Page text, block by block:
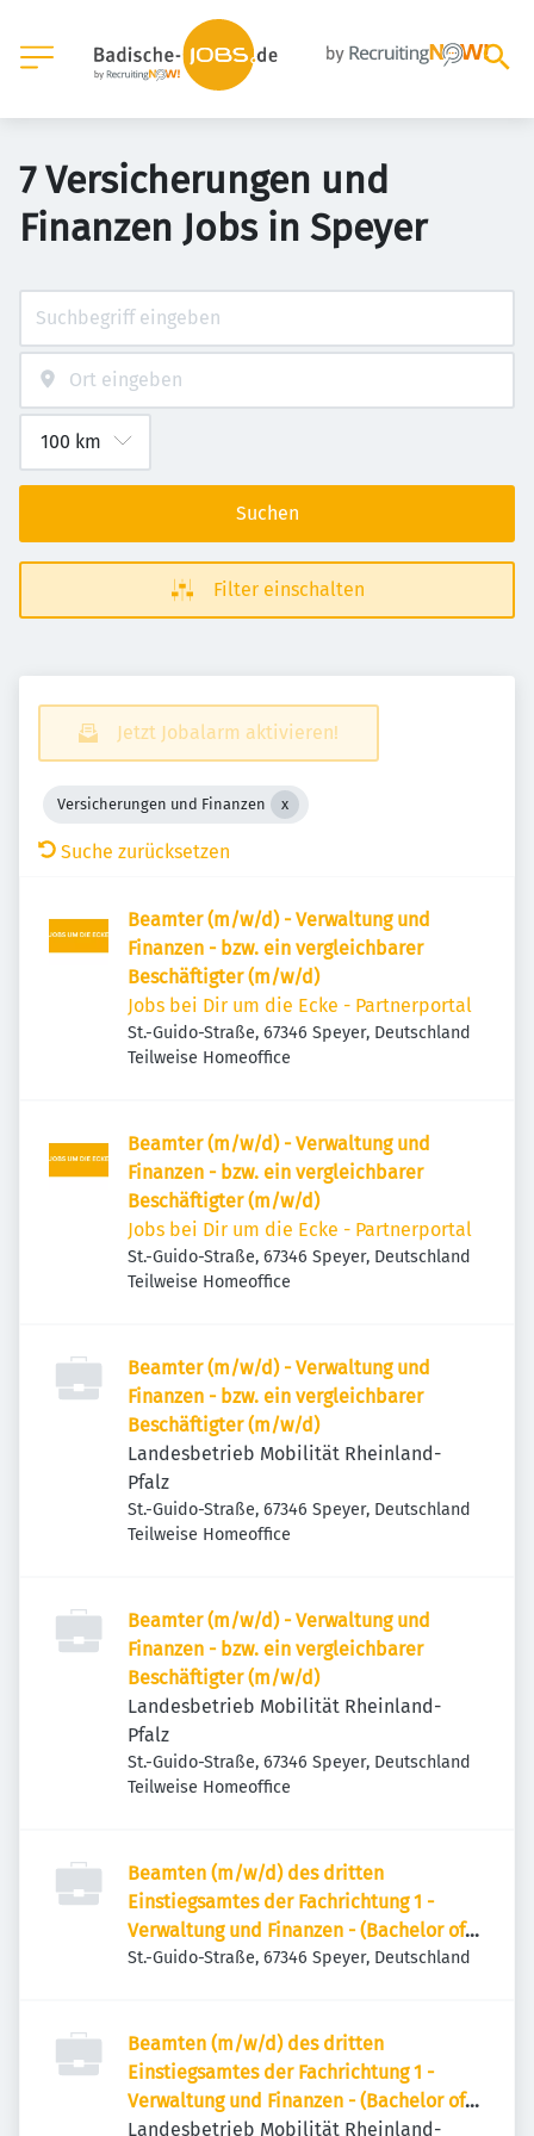
7 Versicherungen und
Finanzen Jobs in Speyer
Suchen
Filter einschalten
Jetzt Jobalarm aktivieren!
Versicherungen und Finanzen
Suche zurücksetzen
Beamter (m/w/d) - Verwaltung und
Finanzen - bzw. ein vergleichbarer
Beschäftigter (m/w/d)
Jobs bei Dir um die Ecke - Partnerportal
St.-Guido-Straße, 67346 Speyer, Deutschland
Teilweise Homeoffice
Beamter (m/w/d) - Verwaltung und
Finanzen - bzw. ein vergleichbarer
Beschäftigter (m/w/d)
Jobs bei Dir um die Ecke - Partnerportal
St.-Guido-Straße, 67346 Speyer, Deutschland
Teilweise Homeoffice
Beamter (m/w/d) - Verwaltung und
Finanzen - bzw. ein vergleichbarer
Beschäftigter (m/w/d)
Landesbetrieb Mobilität Rheinland-
Pfalz
St.-Guido-Straße, 67346 Speyer, Deutschland
Teilweise Homeoffice
Beamter (m/w/d) - Verwaltung und
Finanzen - bzw. ein vergleichbarer
Beschäftigter (m/w/d)
Landesbetrieb Mobilität Rheinland-
Pfalz
St.-Guido-Straße, 67346 Speyer, Deutschland
Teilweise Homeoffice
Beamten (m/w/d) des dritten
Einstiegsamtes der Fachrichtung 1 -
Verwaltung und Finanzen - (Bachelor of
Arts
St.-Guido-Straße, 67346 Speyer, Deutschland
Beamten (m/w/d) des dritten
Einstiegsamtes der Fachrichtung 1 -
Verwaltung und Finanzen - (Bachelor of
Arts
Landesbetrieb Mobilität Rheinland-